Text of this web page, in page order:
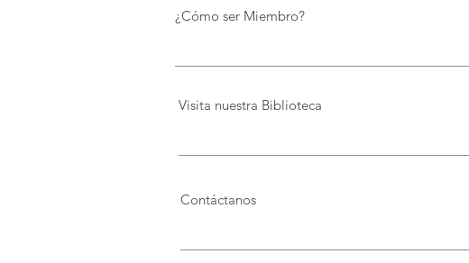
preserva el patrimonio y
¿Cómo ser Miembro?
Visita nuestra Biblioteca
Contáctanos